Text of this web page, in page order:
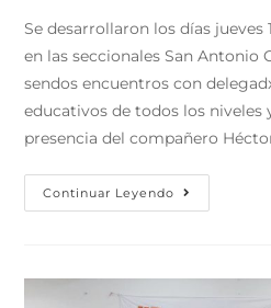
Se desarrollaron los días jueves
en las seccionales San Antonio
sendos encuentros con
educativos de todos los niveles
presencia del compañero
Continuar Leyendo